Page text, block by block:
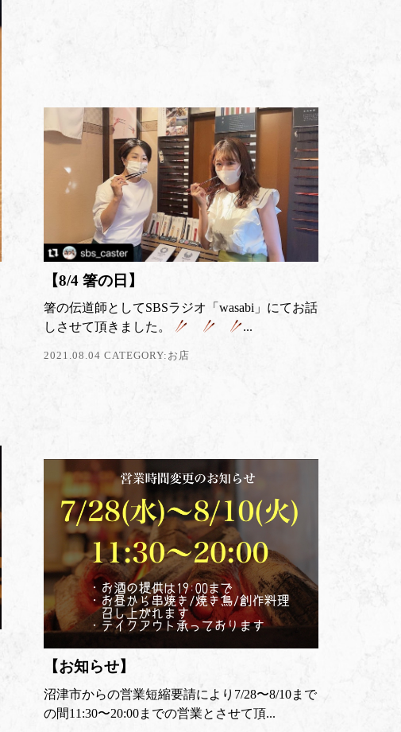
【8/4 箸の日】
箸の伝道師としてSBSラジオ「wasabi」にてお話
しさせて頂きました。
...
2021.08.04 CATEGORY: お店
【お知らせ】
沼津市からの営業短縮要請により7/28〜8/10まで
の間11:30〜20:00までの営業とさせて頂...